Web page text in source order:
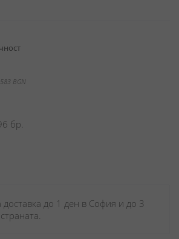
BGN
бр.
доставка до 1 ден в София и до 3